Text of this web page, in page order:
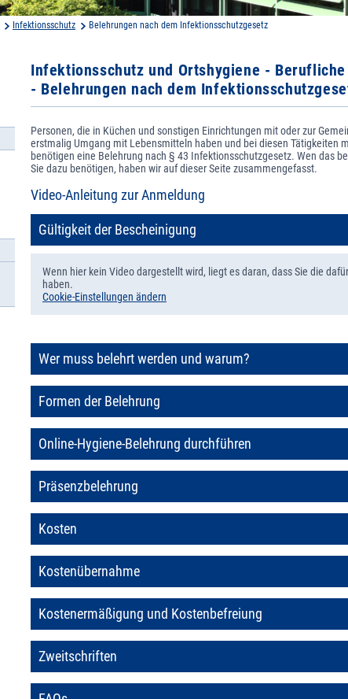
Infektionsschutz Belehrungen nach dem Infektionsschutzgesetz
Infektionsschutz und Ortshygiene -
- Belehrungen nach dem
Personen, die in Küchen und sonstigen Einrichtungen mit oder zur
erstmalig Umgang mit Lebensmitteln haben und bei diesen Tätigkeiten
benötigen eine Belehrung nach § 43 Infektionsschutzgesetz. Wen das
Sie dazu benötigen, haben wir auf dieser Seite zusammengefasst.
Video-Anleitung zur Anmeldung
Gültigkeit der Bescheinigung
Wenn hier kein Video dargestellt wird, liegt es daran, dass Sie die
haben.
Cookie-Einstellungen ändern
Wer muss belehrt werden und warum?
Formen der Belehrung
Online-Hygiene-Belehrung durchführen
Präsenzbelehrung
Kosten
Kostenübernahme
Kostenermäßigung und Kostenbefreiung
Zweitschriften